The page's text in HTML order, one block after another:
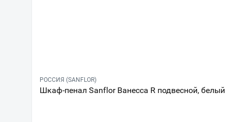
РОССИЯ (SANFLOR)
Шкаф-пенал Sanflor Ванесса R подвесной, белый